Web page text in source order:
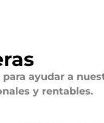
ayudar a
y rentables.